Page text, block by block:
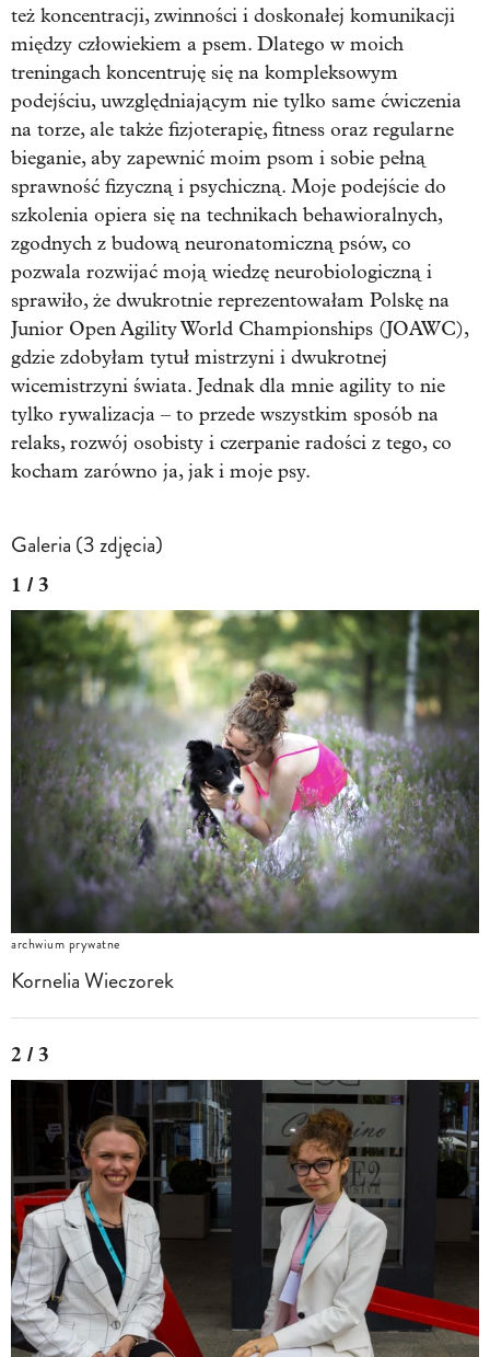
też koncentracji, zwinności i doskonałej komunikacji
między człowiekiem a psem. Dlatego w moich
treningach koncentruję się na kompleksowym
podejściu, uwzględniającym nie tylko same ćwiczenia
na torze, ale także fizjoterapię, fitness oraz regularne
bieganie, aby zapewnić moim psom i sobie pełną
sprawność fizyczną i psychiczną. Moje podejście do
szkolenia opiera się na technikach behawioralnych,
zgodnych z budową neuronatomiczną psów, co
pozwala rozwijać moją wiedzę neurobiologiczną i
sprawiło, że dwukrotnie reprezentowałam Polskę na
Junior Open Agility World Championships (JOAWC),
gdzie zdobyłam tytuł mistrzyni i dwukrotnej
wicemistrzyni świata. Jednak dla mnie agility to nie
tylko rywalizacja – to przede wszystkim sposób na
relaks, rozwój osobisty i czerpanie radości z tego, co
kocham zarówno ja, jak i moje psy.
Galeria (3 zdjęcia)
1 / 3
archwium prywatne
Kornelia Wieczorek
2 / 3